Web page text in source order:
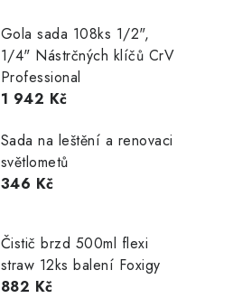
Gola sada 108ks 1/2",
1/4" Nástrčných klíčů CrV
Professional
1 942 Kč
Sada na leštění a renovaci
světlometů
346 Kč
Čistič brzd 500ml flexi
straw 12ks balení Foxigy
882 Kč